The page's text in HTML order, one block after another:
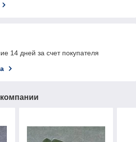
14 дней за счет покупателя